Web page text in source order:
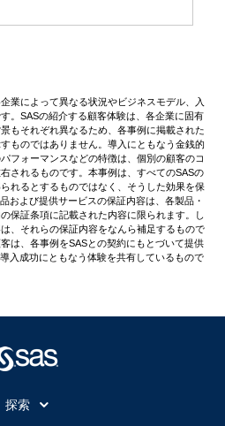
業によって異なる状況やビジネスモデル、入
。SASの紹介する顧客体験は、各企業に固有
もそれぞれ異なるため、各事例に掲載された
ものではありません。導入にともなう金銭的
フォーマンスなどの特徴は、個別の顧客のコ
されるものです。本事例は、すべてのSASの
れるとするものではなく、そうした効果を保
および提供サービスの保証内容は、各製品・
保証条項に記載された内容に限られます。し
、それらの保証内容をなんら補足するもので
は、各事例をSASとの契約にもとづいて提供
入成功にともなう体験を共有しているもので
探索